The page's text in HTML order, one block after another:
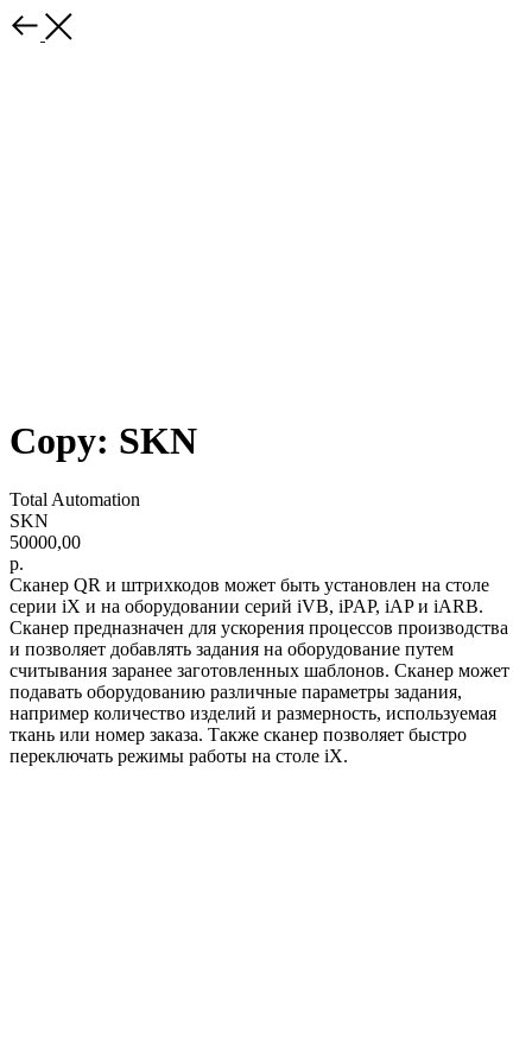
Copy: SKN
Total Automation
SKN
50000,00
р.
Сканер QR и штрихкодов может быть установлен на столе
серии iХ и на оборудовании серий iVB, iPAP, iAP и iARB.
Сканер предназначен для ускорения процессов производства
и позволяет добавлять задания на оборудование путем
считывания заранее заготовленных шаблонов. Сканер может
подавать оборудованию различные параметры задания,
например количество изделий и размерность, используемая
ткань или номер заказа. Также сканер позволяет быстро
переключать режимы работы на столе iХ.